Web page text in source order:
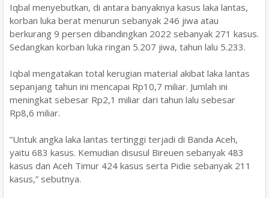
Iqbal menyebutkan, di antara banyaknya kasus laka lantas,
korban luka berat menurun sebanyak 246 jiwa atau
berkurang 9 persen dibandingkan 2022 sebanyak 271 kasus.
Sedangkan korban luka ringan 5.207 jiwa, tahun lalu 5.233.
Iqbal mengatakan total kerugian material akibat laka lantas
sepanjang tahun ini mencapai Rp10,7 miliar. Jumlah ini
meningkat sebesar Rp2,1 miliar dari tahun lalu sebesar
Rp8,6 miliar.
“Untuk angka laka lantas tertinggi terjadi di Banda Aceh,
yaitu 683 kasus. Kemudian disusul Bireuen sebanyak 483
kasus dan Aceh Timur 424 kasus serta Pidie sebanyak 211
kasus,” sebutnya.